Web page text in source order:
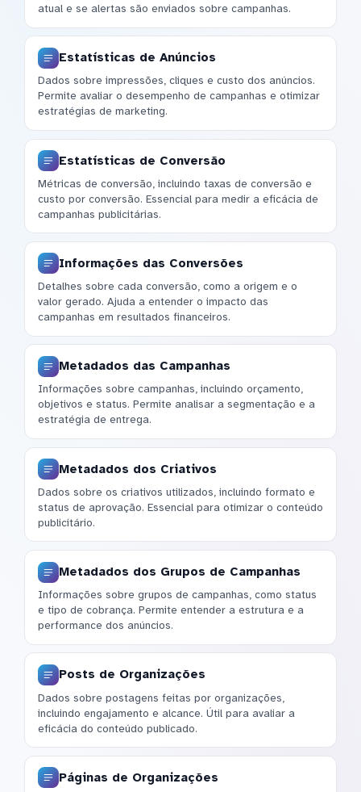
atual e se alertas são enviados sobre campanhas.
Estatísticas de Anúncios
Dados sobre impressões, cliques e custo dos anúncios.
Permite avaliar o desempenho de campanhas e otimizar
estratégias de marketing.
Estatísticas de Conversão
Métricas de conversão, incluindo taxas de conversão e
custo por conversão. Essencial para medir a eficácia de
campanhas publicitárias.
Informações das Conversões
Detalhes sobre cada conversão, como a origem e o
valor gerado. Ajuda a entender o impacto das
campanhas em resultados financeiros.
Metadados das Campanhas
Informações sobre campanhas, incluindo orçamento,
objetivos e status. Permite analisar a segmentação e a
estratégia de entrega.
Metadados dos Criativos
Dados sobre os criativos utilizados, incluindo formato e
status de aprovação. Essencial para otimizar o conteúdo
publicitário.
Metadados dos Grupos de Campanhas
Informações sobre grupos de campanhas, como status
e tipo de cobrança. Permite entender a estrutura e a
performance dos anúncios.
Posts de Organizações
Dados sobre postagens feitas por organizações,
incluindo engajamento e alcance. Útil para avaliar a
eficácia do conteúdo publicado.
Páginas de Organizações